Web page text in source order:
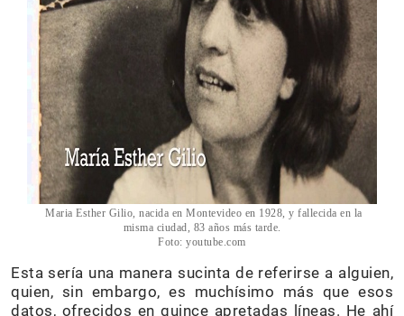
Maria Esther Gilio, nacida en Montevideo en 1928, y fallecida en la
misma ciudad, 83 años más tarde.
Foto: youtube.com
Esta sería una manera sucinta de referirse a alguien,
quien, sin embargo, es muchísimo más que esos
datos, ofrecidos en quince apretadas líneas. He ahí